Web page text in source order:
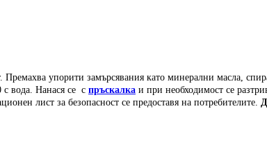
Премахва упорити замърсявания като минерални масла,
с вода. Нанася се с пръскалка и при необходимост се
лист за безопасност се предоставя на потребителите.